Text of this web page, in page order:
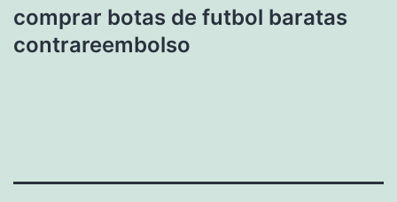
comprar botas de futbol baratas
contrareembolso